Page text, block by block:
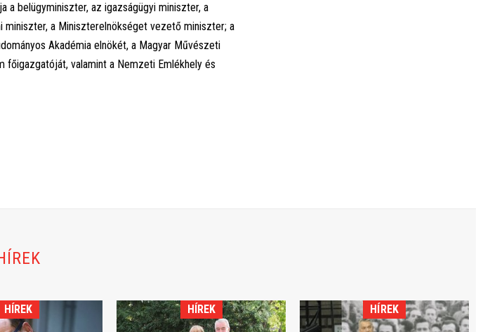
a belügyminiszter, az igazságügyi miniszter, a
miniszter, a Miniszterelnökséget vezető miniszter; a
Akadémia elnökét, a Magyar Művészeti
főigazgatóját, valamint a Nemzeti Emlékhely és
HÍREK HÍREK HÍREK